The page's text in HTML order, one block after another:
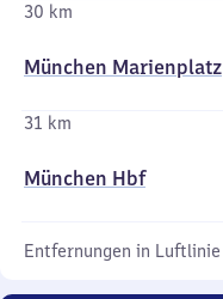
30 km
München Marienplatz
31 km
München Hbf
Entfernungen in Luftlinie